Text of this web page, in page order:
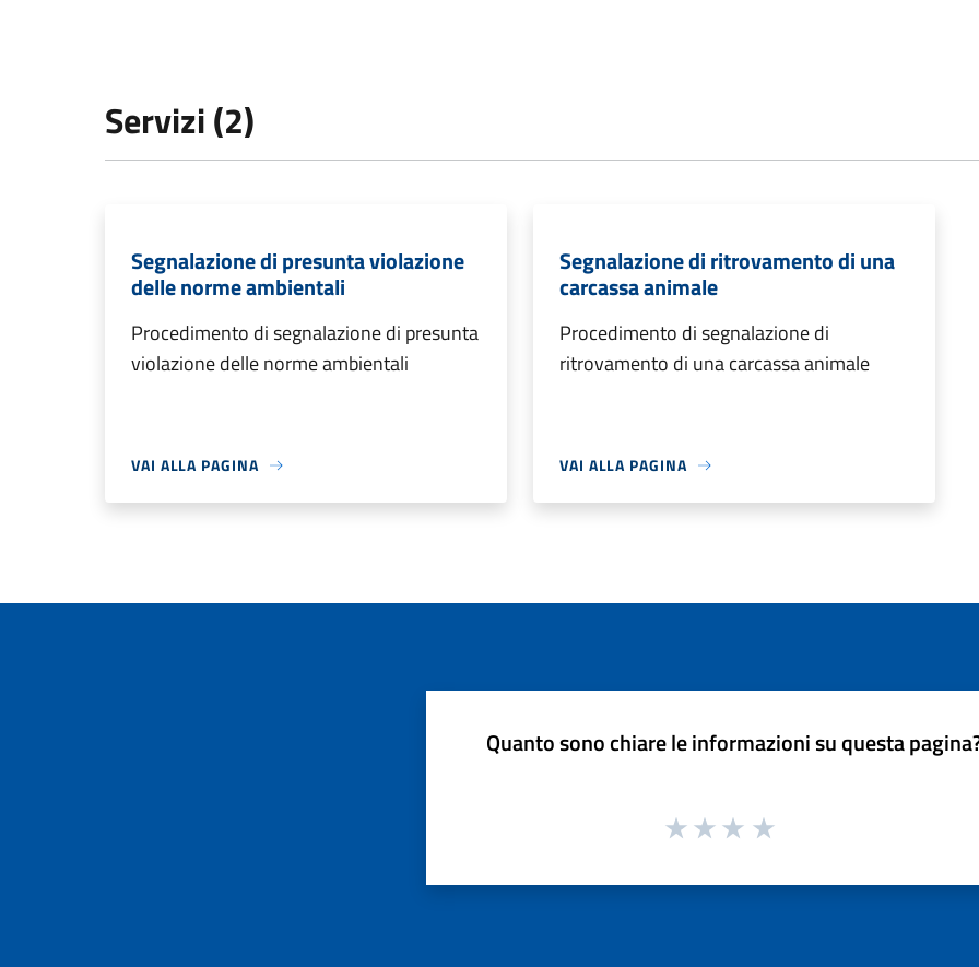
Servizi (2)
Segnalazione di presunta violazione
delle norme ambientali
Procedimento di segnalazione di presunta
violazione delle norme ambientali
VAI ALLA PAGINA
Segnalazione di ritrovamento di una
carcassa animale
Procedimento di segnalazione di
ritrovamento di una carcassa animale
VAI ALLA PAGINA
Quanto sono chiare le informazioni su questa